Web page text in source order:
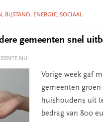
, BIJSTAND, ENERGIE, SOCIAAL
gemeenten snel
Vorige week gaf
gemeenten
huishoudens uit
bedrag van 800